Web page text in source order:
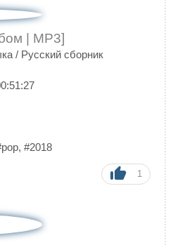
| MP3]
/ Русский сборник
, #2018
1